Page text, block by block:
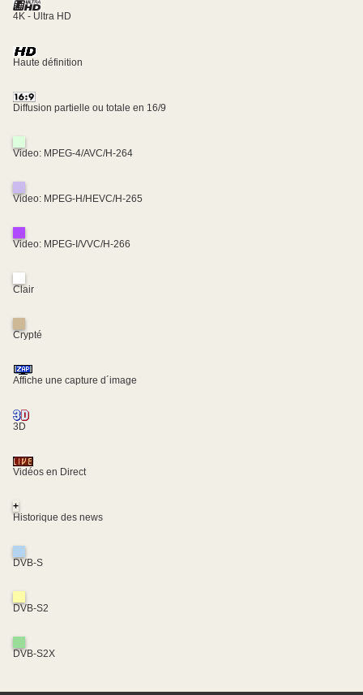
4K - Ultra HD
Haute définition
Diffusion partielle ou totale en 16/9
Video: MPEG-4/AVC/H-264
Video: MPEG-H/HEVC/H-265
Video: MPEG-I/VVC/H-266
Clair
Crypté
Affiche une capture d´image
3D
Vidéos en Direct
+
Historique des news
DVB-S
DVB-S2
DVB-S2X